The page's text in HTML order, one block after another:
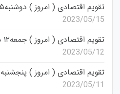
تقویم اقتصادی ( امروز ) دوشنبه۱۵ می ۲۰۲۳
2023/05/15
تقویم اقتصادی ( امروز ) جمعه۱۲ می ۲۰۲۳
2023/05/12
تقویم اقتصادی ( امروز ) پنجشنبه۱۱ می ۲۰۲۳
2023/05/11